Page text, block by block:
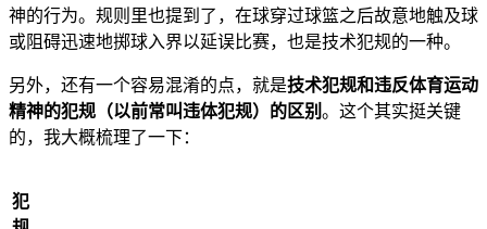
神的行为。规则里也提到了，在球穿过球篮之后故意地触及球
或阻碍迅速地掷球入界以延误比赛，也是技术犯规的一种。
另外，还有一个容易混淆的点，就是技术犯规和违反体育运动
精神的犯规（以前常叫违体犯规）的区别 。这个其实挺关键
的，我大概梳理了一下：
犯